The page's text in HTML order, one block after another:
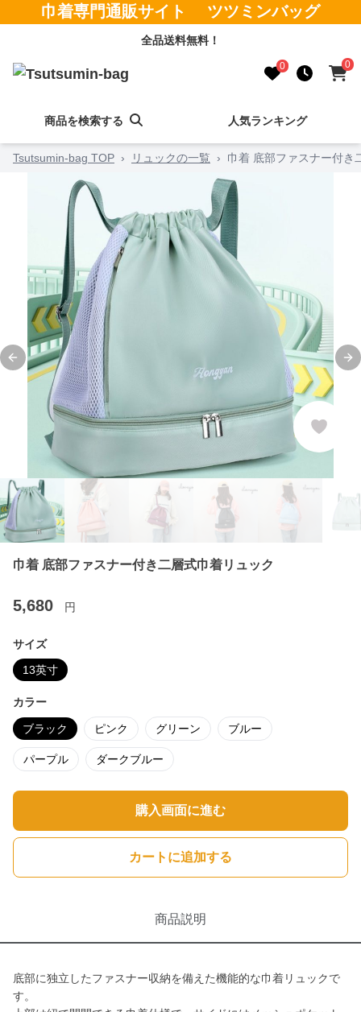
巾着専門通販サイト ツツミンバッグ
全品送料無料！
0 0
商品を検索する 人気ランキング
Tsutsumin-bag TOP › リュックの一覧 › 巾着 底部ファスナー付き
Previous slide
巾着 底部ファスナー付き二層式巾着リュック
5,680 円
サイズ
13英寸
カラー
ブラック ピンク グリーン ブルー
パープル ダークブルー
購入画面に進む
カートに追加する
商品説明
底部に独立したファスナー収納を備えた機能的な巾着リュックで
す。